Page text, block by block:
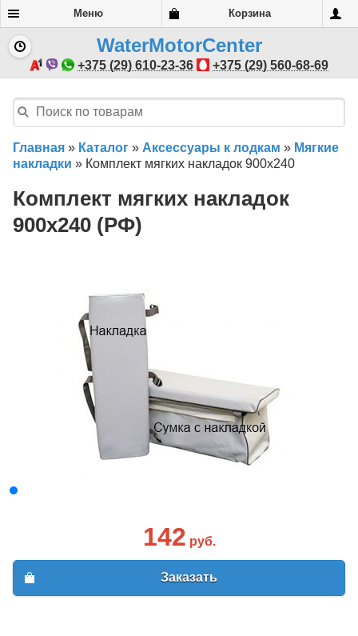
Меню Корзина
WaterMotorCenter
+375 (29) 610-23-36 +375 (29) 560-68-69
Главная » Каталог » Аксессуары к лодкам » Мягкие
накладки » Комплект мягких накладок 900х240
Комплект мягких накладок
900х240 (РФ)
142 руб.
Заказать